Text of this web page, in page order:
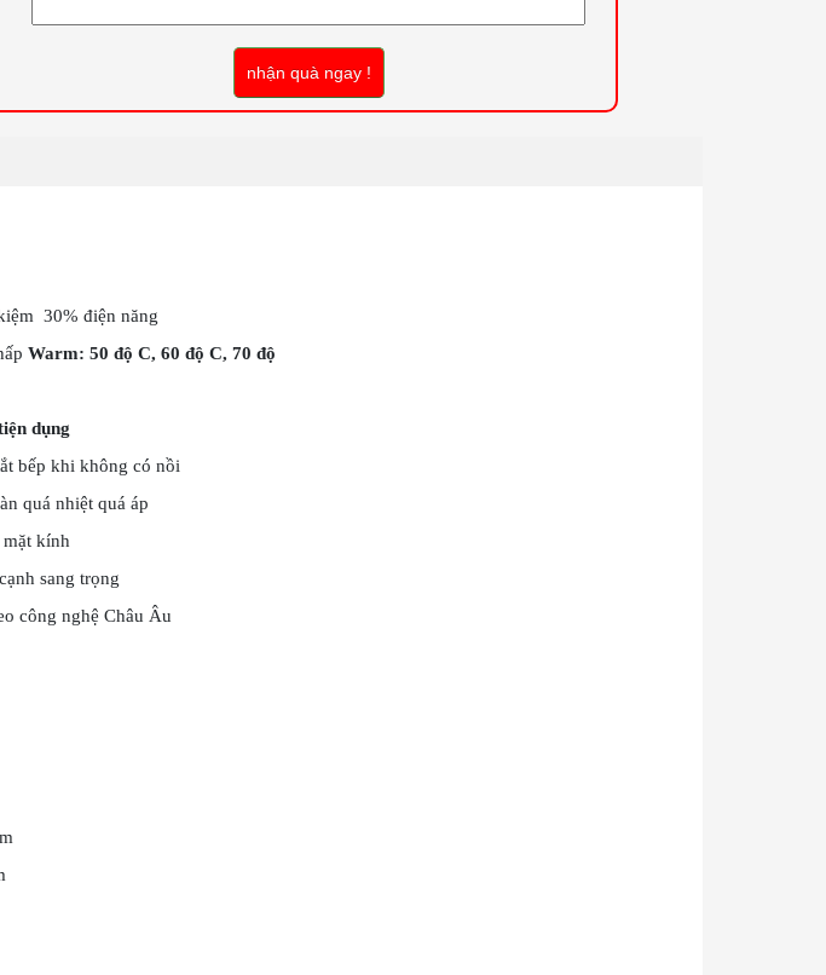
nhận quà ngay !
30% điện năng
Warm: 50 độ C, 60 độ C, 70 độ
dụng
bếp khi không có nồi
quá nhiệt quá áp
kính
sang trọng
công nghệ Châu Âu